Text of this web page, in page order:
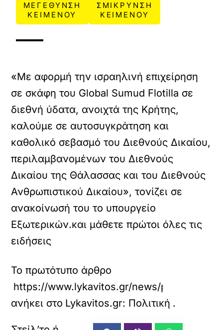
ΜΕΓΕΘΥΝΣΗ
ΚΕΙΜΕΝΟΥ
ΣΜΙΚΡΥΝΣΗ
ΚΕΙΜΕΝΟΥ
«Με αφορμή την ισραηλινή επιχείρηση
σε σκάφη του Global Sumud Flotilla σε
διεθνή ύδατα, ανοιχτά της Κρήτης,
καλούμε σε αυτοσυγκράτηση και
καθολικό σεβασμό του Διεθνούς Δικαίου,
περιλαμβανομένων του Διεθνούς
Δικαίου της Θάλασσας και του Διεθνούς
Ανθρωπιστικού Δικαίου», τονίζει σε
ανακοίνωσή του το υπουργείο
Εξωτερικών.και μάθετε πρώτοι όλες τις
ειδήσεις
Το πρωτότυπο άρθρο
https://www.lykavitos.gr/news/politics/
ανήκει στο Lykavitos.gr: Πολιτική .